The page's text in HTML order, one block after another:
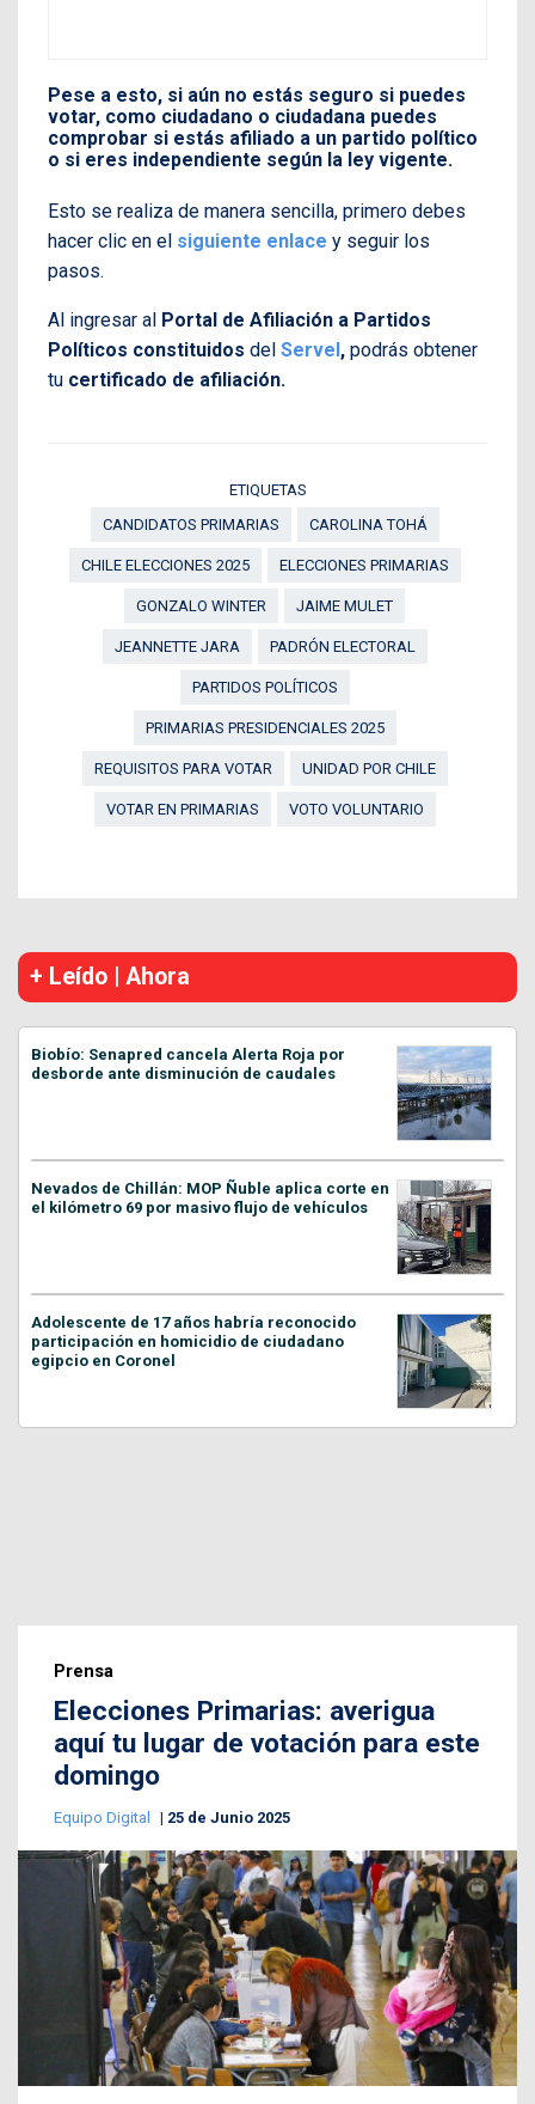
Pese a esto, si aún no estás seguro si puedes
votar, como ciudadano o ciudadana puedes
comprobar si estás afiliado a un partido político
o si eres independiente según la ley vigente.
Esto se realiza de manera sencilla, primero debes
hacer clic en el siguiente enlace y seguir los
pasos.
Al ingresar al Portal de Afiliación a Partidos
Políticos constituidos del Servel , podrás obtener
tu certificado de afiliación.
ETIQUETAS
CANDIDATOS PRIMARIAS
CAROLINA TOHÁ
CHILE ELECCIONES 2025 ELECCIONES PRIMARIAS
GONZALO WINTER JAIME MULET
JEANNETTE JARA PADRÓN ELECTORAL
PARTIDOS POLÍTICOS
PRIMARIAS PRESIDENCIALES 2025
REQUISITOS PARA VOTAR UNIDAD POR CHILE
VOTAR EN PRIMARIAS VOTO VOLUNTARIO
+ Leído | Ahora
Biobío: Senapred cancela Alerta Roja por
desborde ante disminución de caudales
Nevados de Chillán: MOP Ñuble aplica corte en
el kilómetro 69 por masivo flujo de vehículos
Adolescente de 17 años habría reconocido
participación en homicidio de ciudadano
egipcio en Coronel
Prensa
Elecciones Primarias: averigua
aquí tu lugar de votación para este
domingo
Equipo Digital 25 de Junio 2025